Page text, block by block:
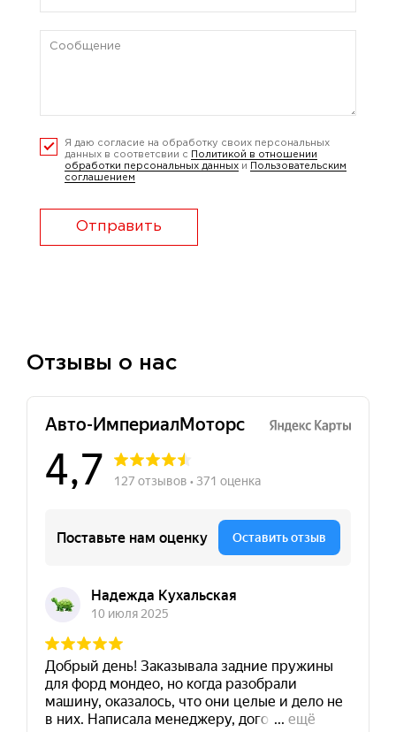
Я даю согласие на обработку своих персональных
данных в соответсвии с
Политикой в отношении
обработки персональных данных и
Пользовательским
соглашением
Отправить
Отзывы о нас